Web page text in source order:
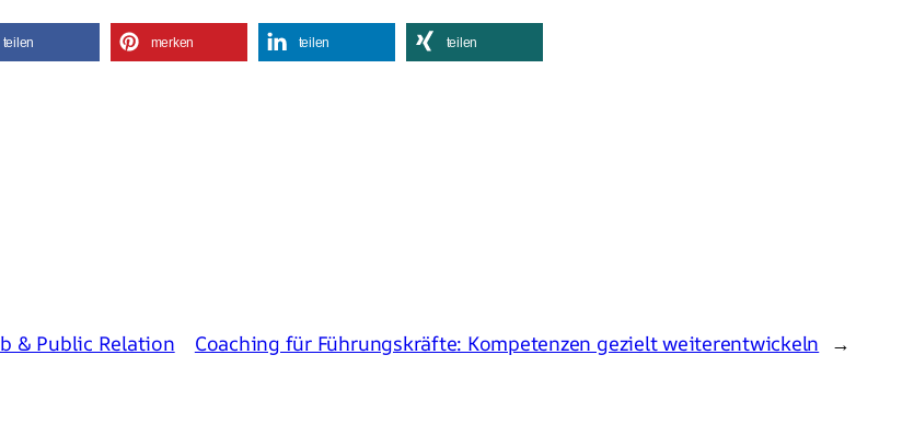
teilen merken teilen teilen
& Public Relation Coaching für Führungskräfte: Kompetenzen gezielt weiterentwickeln →